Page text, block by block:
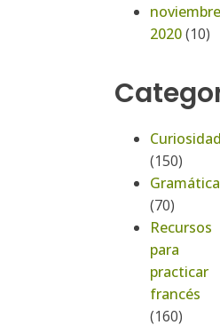
noviembre
2020(10)
(150)
Gramática
(70)
Recursos
para
practicar
francés
(160)